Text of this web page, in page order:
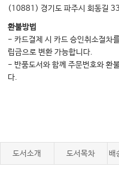
(10881) 경기도 파주시 회동길
환불방법
- 카드결제 시 카드 승인취소절차
립금으로 변환 가능합니다.
- 반품도서와 함께 주문번호와 환
다.
도서소개 도서목차 배